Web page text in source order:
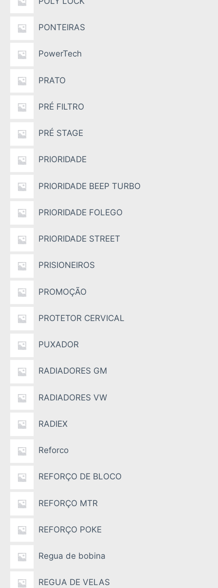
PONTEIRAS
PowerTech
PRATO
PRÉ FILTRO
PRÉ STAGE
PRIORIDADE
PRIORIDADE BEEP TURBO
PRIORIDADE FOLEGO
PRIORIDADE STREET
PRISIONEIROS
PROMOÇÃO
PROTETOR CERVICAL
PUXADOR
RADIADORES GM
RADIADORES VW
RADIEX
Reforco
REFORÇO DE BLOCO
REFORÇO MTR
REFORÇO POKE
Regua de bobina
REGUA DE VELAS